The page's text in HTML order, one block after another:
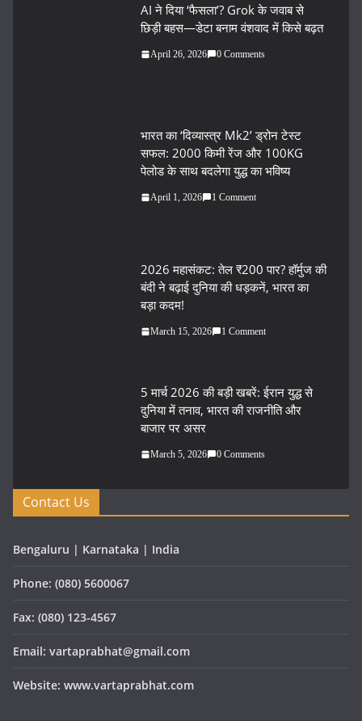
AI ने दिया ‘फैसला’? Grok के जवाब से
छिड़ी बहस—डेटा बनाम वंशवाद में किसे बढ़त
April 26, 2026 0 Comments
भारत का ‘दिव्यास्त्र Mk2’ ड्रोन टेस्ट
सफल: 2000 किमी रेंज और 100KG
पेलोड के साथ बदलेगा युद्ध का भविष्य
April 1, 2026 1 Comment
2026 महासंकट: तेल ₹200 पार? हॉर्मुज की
बंदी ने बढ़ाई दुनिया की धड़कनें, भारत का
बड़ा कदम!
March 15, 2026 1 Comment
5 मार्च 2026 की बड़ी खबरें: ईरान युद्ध से
दुनिया में तनाव, भारत की राजनीति और
बाजार पर असर
March 5, 2026 0 Comments
Contact Us
Bengaluru | Karnataka | India
Phone: (080) 5600067
Fax: (080) 123-4567
Email: vartaprabhat@gmail.com
Website: www.vartaprabhat.com